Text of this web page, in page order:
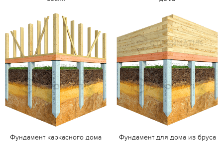
Фундамент каркасного дома Фундамент для дома из бруса